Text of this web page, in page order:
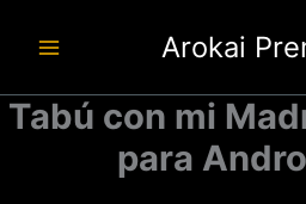
Arokai
Tabú con mi
para